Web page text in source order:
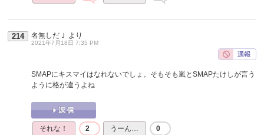
214 名無しだＪ より
2021年7月18日 7:35 PM
SMAPにキスマイはなれないでしょ。そもそも嵐とSMAPたけしが言う
ように格が違うよね
それな！ 2 うーん… 0